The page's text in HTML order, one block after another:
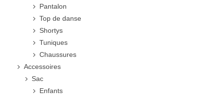
Pantalon
Top de danse
Shortys
Tuniques
Chaussures
Accessoires
Sac
Enfants